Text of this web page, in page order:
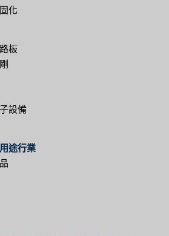
化
板
設備
途行業